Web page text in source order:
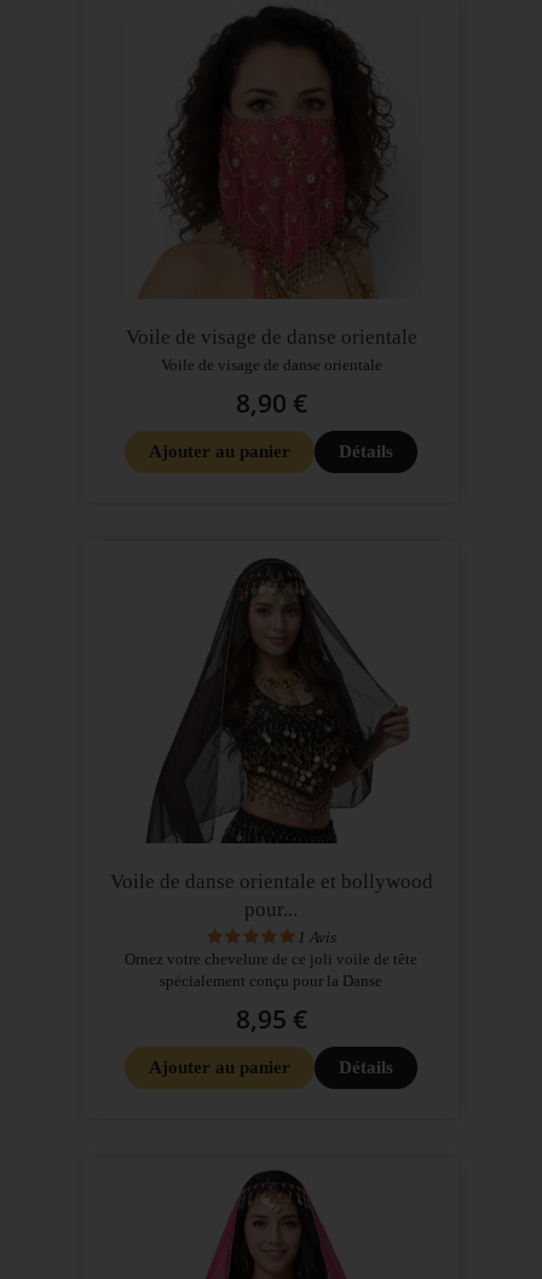
Voile de visage de danse orientale
Voile de visage de danse orientale
8,90 €
Ajouter au panier Détails
Voile de danse orientale et bollywood
pour...
1 Avis
Ornez votre chevelure de ce joli voile de tête
spécialement conçu pour la Danse
8,95 €
Ajouter au panier Détails